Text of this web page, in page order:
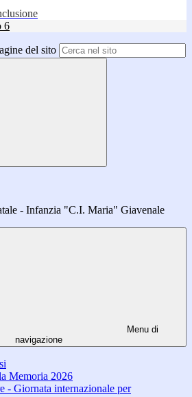
6
del sito
- Infanzia "C.I. Maria" Giavenale
Menu di
navigazione
Memoria 2026
- Giornata internazionale per